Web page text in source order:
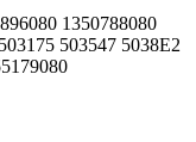
1350788080
503547 5038E2